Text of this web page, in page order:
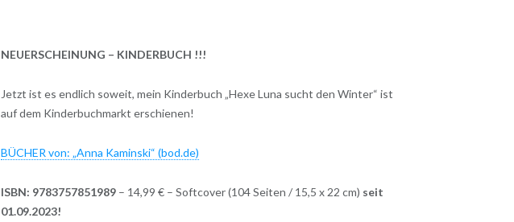
NEUERSCHEINUNG – KINDERBUCH !!!
Jetzt ist es endlich soweit, mein Kinderbuch „Hexe Luna sucht den Winter“ ist
auf dem Kinderbuchmarkt erschienen!
BÜCHER von: „Anna Kaminski“ (bod.de)
ISBN: 9783757851989 – 14,99 € – Softcover (104 Seiten / 15,5 x 22 cm) seit
01.09.2023!